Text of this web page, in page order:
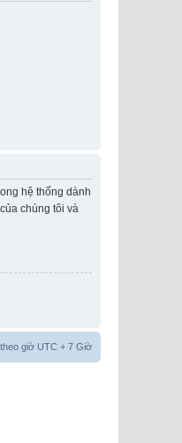
hệ thống dành
chúng tôi và
giờ UTC + 7 Giờ